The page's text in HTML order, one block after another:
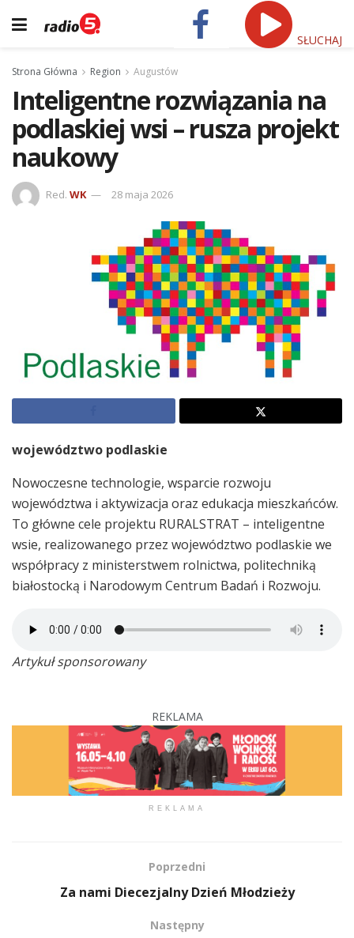
SŁUCHAJ
Strona Główna Region Augustów
Inteligentne rozwiązania na
podlaskiej wsi – rusza projekt
naukowy
Red. WK 28 maja 2026
województwo podlaskie
Nowoczesne technologie, wsparcie rozwoju
województwa i aktywizacja oraz edukacja mieszkańców.
To główne cele projektu RURALSTRAT – inteligentne
wsie, realizowanego przez województwo podlaskie we
współpracy z ministerstwem rolnictwa, politechniką
białostocką i Narodowym Centrum Badań i Rozwoju.
Artykuł sponsorowany
REKLAMA
REKLAMA
Poprzedni
Za nami Diecezjalny Dzień Młodzieży
Następny